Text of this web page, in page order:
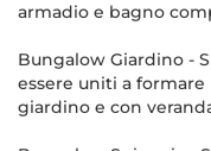
armadio e bagno
Bungalow Giardino -
essere uniti a
giardino e con